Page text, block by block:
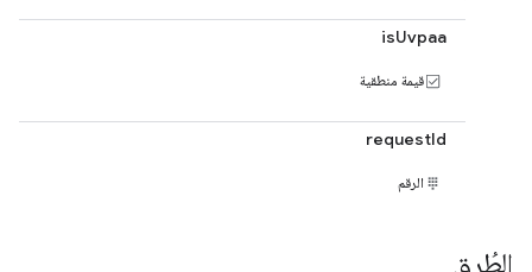
isUvpaa
قيمة منطقية
requestId
الرقم
الطُرق